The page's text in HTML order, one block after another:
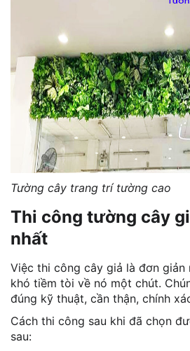
Tường cây trang trí tường cao
Thi công tường cây
nhất
Việc thi công cây giả là đơn giản
khó tiềm tòi về nó một chút.
đúng kỹ thuật, cần thận, chính
Cách thi công sau khi đã chọn
sau: